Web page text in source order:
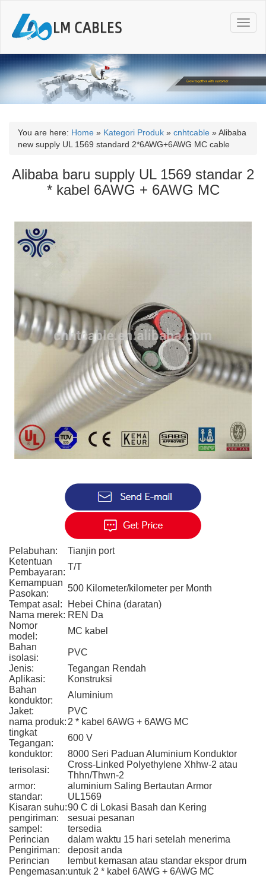
T
o
g
l
n
a
i
You are here: Home » Kategori Produk » cnhtcable »Alibaba
new supply UL 1569 standard 2*6AWG+6AWG MC cable
Alibaba baru supply UL 1569 standar 2
* kabel 6AWG + 6AWG MC
Pelabuhan:
Tianjin port
Ketentuan
Pembayaran:
T/T
Kemampuan
Pasokan:
500 Kilometer/kilometer per Month
Tempat asal:
Hebei China (daratan)
Nama merek: REN Da
Nomor
model:
MC kabel
Bahan
isolasi:
PVC
Jenis:
Tegangan Rendah
Aplikasi:
Konstruksi
Bahan
konduktor:
Aluminium
Jaket:
PVC
nama produk: 2 * kabel 6AWG + 6AWG MC
tingkat
Tegangan:
600 V
konduktor:
8000 Seri Paduan Aluminium Konduktor
terisolasi:
Cross-Linked Polyethylene Xhhw-2 atau
Thhn/Thwn-2
armor:
aluminium Saling Bertautan Armor
standar:
UL1569
Kisaran suhu:90 C di Lokasi Basah dan Kering
pengiriman:
sesuai pesanan
sampel:
tersedia
Perincian
Pengiriman:
dalam waktu 15 hari setelah menerima
deposit anda
Perincian
Pengemasan:
lembut kemasan atau standar ekspor drum
untuk 2 * kabel 6AWG + 6AWG MC